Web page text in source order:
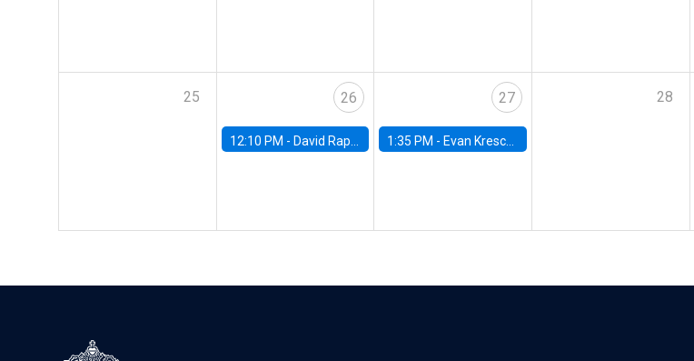
25 26
12:10 PM - David Rappoport, FED Board
27
1:35 PM - Evan Kresch, Oberlin College
28